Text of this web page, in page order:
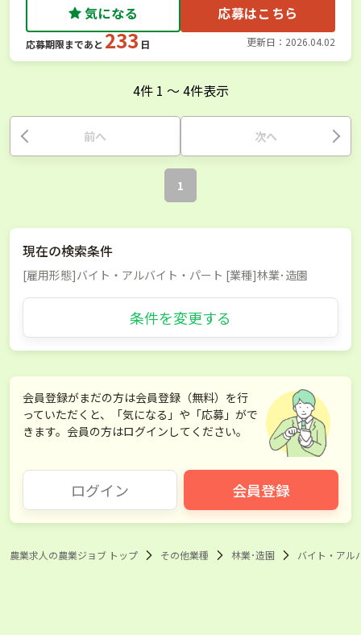
気になる 応募はこちら
応募期限まであと 233 日 更新日：2026.04.02
4件 1 〜4件表示
前へ 次へ
1
現在の検索条件
[雇用形態]バイト・アルバイト・パート [業種]林業･造園
条件を変更する
会員登録がまだの方は会員登録（無料）を行
っていただくと、「気になる」や「応募」がで
きます。会員の方はログインしてください。
ログイン 会員登録
農業求人の農業ジョブ トップ その他業種 林業･造園 バイト・アル